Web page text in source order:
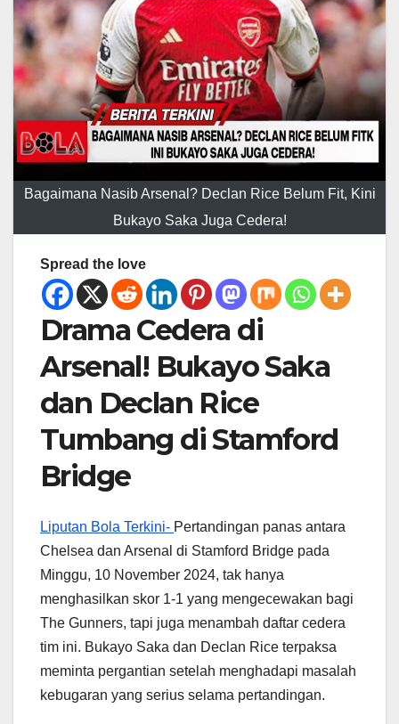
Bagaimana Nasib Arsenal? Declan Rice Belum Fit, Kini
Bukayo Saka Juga Cedera!
Spread the love
Drama Cedera di
Arsenal! Bukayo Saka
dan Declan Rice
Tumbang di Stamford
Bridge
Liputan Bola Terkini- Pertandingan panas antara
Chelsea dan Arsenal di Stamford Bridge pada
Minggu, 10 November 2024, tak hanya
menghasilkan skor 1-1 yang mengecewakan bagi
The Gunners, tapi juga menambah daftar cedera
tim ini. Bukayo Saka dan Declan Rice terpaksa
meminta pergantian setelah menghadapi masalah
kebugaran yang serius selama pertandingan.